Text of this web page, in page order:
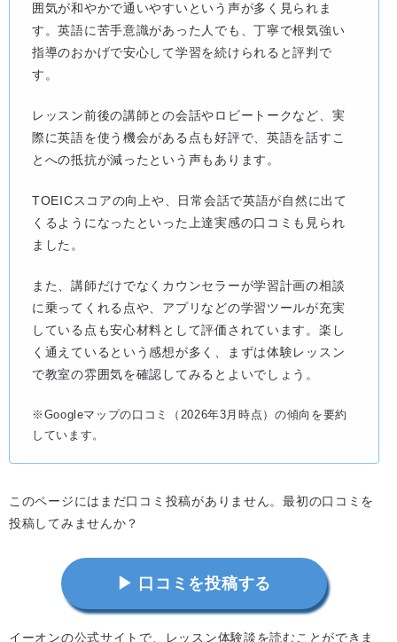
囲気が和やかで通いやすいという声が多く見られま
す。英語に苦手意識があった人でも、丁寧で根気強い
指導のおかげで安心して学習を続けられると評判で
す。
レッスン前後の講師との会話やロビートークなど、実
際に英語を使う機会がある点も好評で、英語を話すこ
とへの抵抗が減ったという声もあります。
TOEICスコアの向上や、日常会話で英語が自然に出て
くるようになったといった上達実感の口コミも見られ
ました。
また、講師だけでなくカウンセラーが学習計画の相談
に乗ってくれる点や、アプリなどの学習ツールが充実
している点も安心材料として評価されています。楽し
く通えているという感想が多く、まずは体験レッスン
で教室の雰囲気を確認してみるとよいでしょう。
※Googleマップの口コミ（2026年3月時点）の傾向を要約
しています。
このページにはまだ口コミ投稿がありません。最初の口コミを
投稿してみませんか？
▶ 口コミを投稿する
イーオンの公式サイトで、レッスン体験談を読むことができま